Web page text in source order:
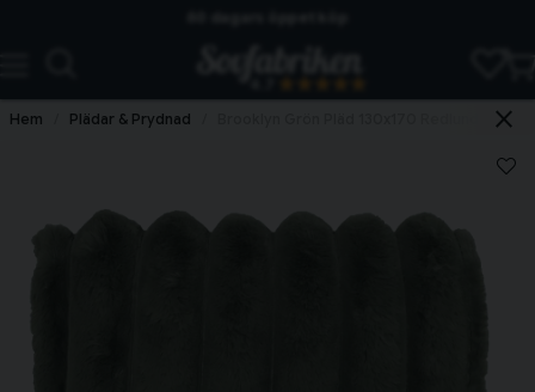
Snabba leveranser
Hem Plädar & Prydnad